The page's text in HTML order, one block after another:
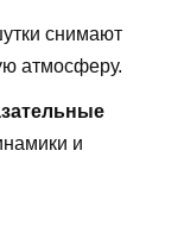
снимают
атмосферу.
и